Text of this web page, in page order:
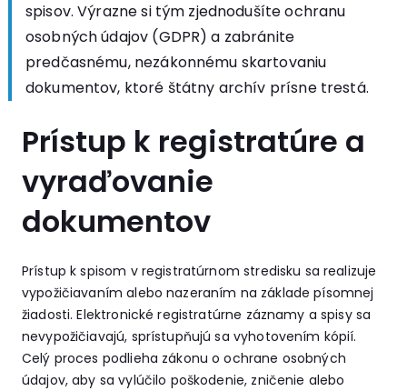
spisov. Výrazne si tým zjednodušíte ochranu
osobných údajov (GDPR) a zabránite
predčasnému, nezákonnému skartovaniu
dokumentov, ktoré štátny archív prísne trestá.
Prístup k registratúre a
vyraďovanie
dokumentov
Prístup k spisom v registratúrnom stredisku sa realizuje
vypožičiavaním alebo nazeraním na základe písomnej
žiadosti. Elektronické registratúrne záznamy a spisy sa
nevypožičiavajú, sprístupňujú sa vyhotovením kópií.
Celý proces podlieha zákonu o ochrane osobných
údajov, aby sa vylúčilo poškodenie, zničenie alebo